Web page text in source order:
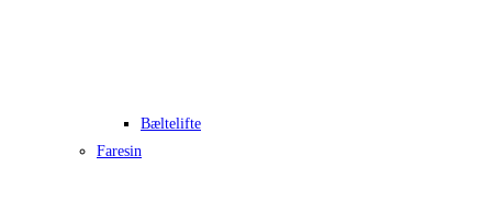
Bæltelifte
Faresin